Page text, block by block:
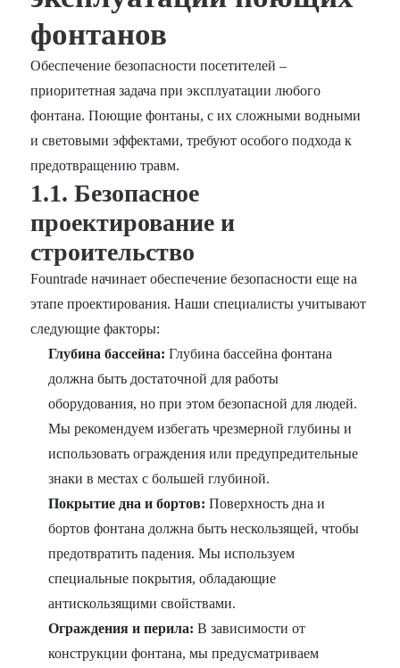
фонтанов
Обеспечение безопасности посетителей –
приоритетная задача при эксплуатации любого
фонтана. Поющие фонтаны, с их сложными водными
и световыми эффектами, требуют особого подхода к
предотвращению травм.
1.1. Безопасное
проектирование и
строительство
Fountrade начинает обеспечение безопасности еще на
этапе проектирования. Наши специалисты учитывают
следующие факторы:
Глубина бассейна: Глубина бассейна фонтана
должна быть достаточной для работы
оборудования, но при этом безопасной для людей.
Мы рекомендуем избегать чрезмерной глубины и
использовать ограждения или предупредительные
знаки в местах с большей глубиной.
Покрытие дна и бортов: Поверхность дна и
бортов фонтана должна быть нескользящей, чтобы
предотвратить падения. Мы используем
специальные покрытия, обладающие
антискользящими свойствами.
Ограждения и перила: В зависимости от
конструкции фонтана, мы предусматриваем